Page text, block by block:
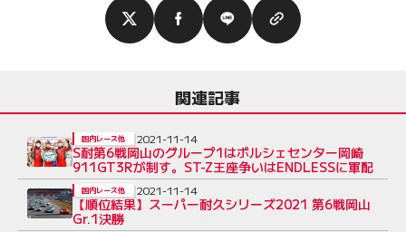
関連記事
S耐第6戦岡山のグループ1はポルシェセンター岡崎
911GT3Rが制す。ST-Z王座争いはENDLESSに軍配
国内レース他 2021-11-14
【順位結果】スーパー耐久シリーズ2021 第6戦岡山
Gr.1決勝
国内レース他 2021-11-14